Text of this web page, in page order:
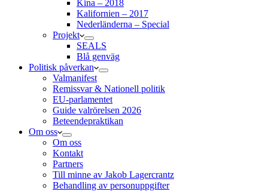
Kina – 2018
Kalifornien – 2017
Nederländerna – Special
Projekt
SEALS
Blå genväg
Politisk påverkan
Valmanifest
Remissvar & Nationell politik
EU-parlamentet
Guide valrörelsen 2026
Beteendepraktikan
Om oss
Om oss
Kontakt
Partners
Till minne av Jakob Lagercrantz
Behandling av personuppgifter